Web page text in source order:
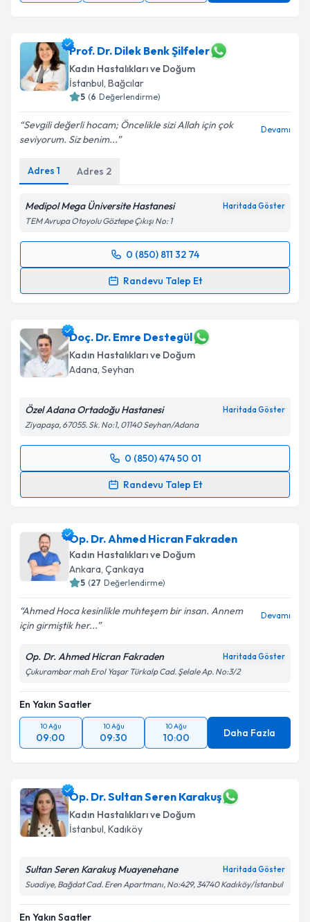
Prof. Dr. Dilek Benk Şilfeler
Kadın Hastalıkları ve Doğum
İstanbul, Bağcılar
5 (6 Değerlendirme)
Sevgili değerli hocam; Öncelikle sizi Allah için çok
seviyorum. Siz benim...
Devamı
Adres 1 Adres 2
Medipol Mega Üniversite Hastanesi Haritada Göster
TEM Avrupa Otoyolu Göztepe Çıkışı No: 1
0 (850) 811 32 74
Randevu Talep Et
Randevu Takvimi Talebi
için bir takvim hazırlandığında e-posta ile
bilgilendireceğiz.
E-posta Adresiniz
Kişisel verilerimin işlenmesine ilişkinAydınlatma
'ni okudum ve kişisel verilerimin belirtilen
kapsamda işlenmesini kabul ediyorum.
Doç. Dr. Emre Destegül
Kadın Hastalıkları ve Doğum
Adana, Seyhan
Özel Adana Ortadoğu Hastanesi Haritada Göster
Ziyapaşa, 67055. Sk. No:1, 01140 Seyhan/Adana
0 (850) 474 50 01
Randevu Talep Et
Randevu Takvimi Talebi
takvim hazırlandığında e-posta ile bilgilendireceğiz.
E-posta Adresiniz
kapsamda işlenmesini kabul ediyorum.
Op. Dr. Ahmed Hicran Fakraden
Kadın Hastalıkları ve Doğum
Ankara, Çankaya
5 (27 Değerlendirme)
Ahmed Hoca kesinlikle muhteşem bir insan. Annem
için girmiştik her...
Devamı
Op. Dr. Ahmed Hicran Fakraden Haritada Göster
Çukurambar mah Erol Yaşar Türkalp Cad. Şelale Ap. No:3/2
En Yakın Saatler
10 Ağu
09:00
10 Ağu
09:30
10 Ağu
10:00 Daha Fazla
Op. Dr. Sultan Seren Karakuş
Kadın Hastalıkları ve Doğum
İstanbul, Kadıköy
Sultan Seren Karakuş Muayenehane Haritada Göster
Suadiye, Bağdat Cad. Eren Apartmanı, No:429, 34740 Kadıköy/İstanbul
En Yakın Saatler